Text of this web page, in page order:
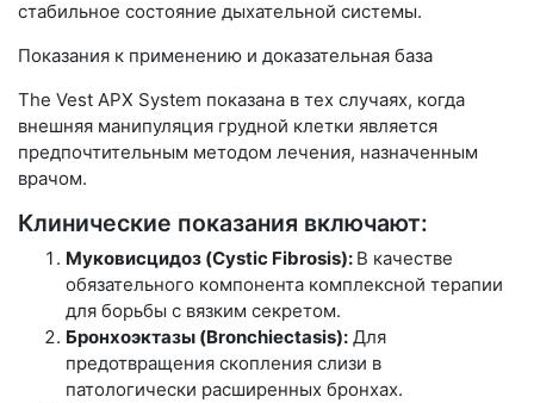
стабильное состояние дыхательной системы.
Показания к применению и доказательная база
The Vest APX System показана в тех случаях, когда
внешняя манипуляция грудной клетки является
предпочтительным методом лечения, назначенным
врачом.
Клинические показания включают:
Муковисцидоз (Cystic Fibrosis): В качестве
обязательного компонента комплексной терапии
для борьбы с вязким секретом.
Бронхоэктазы (Bronchiectasis): Для
предотвращения скопления слизи в
патологически расширенных бронхах.